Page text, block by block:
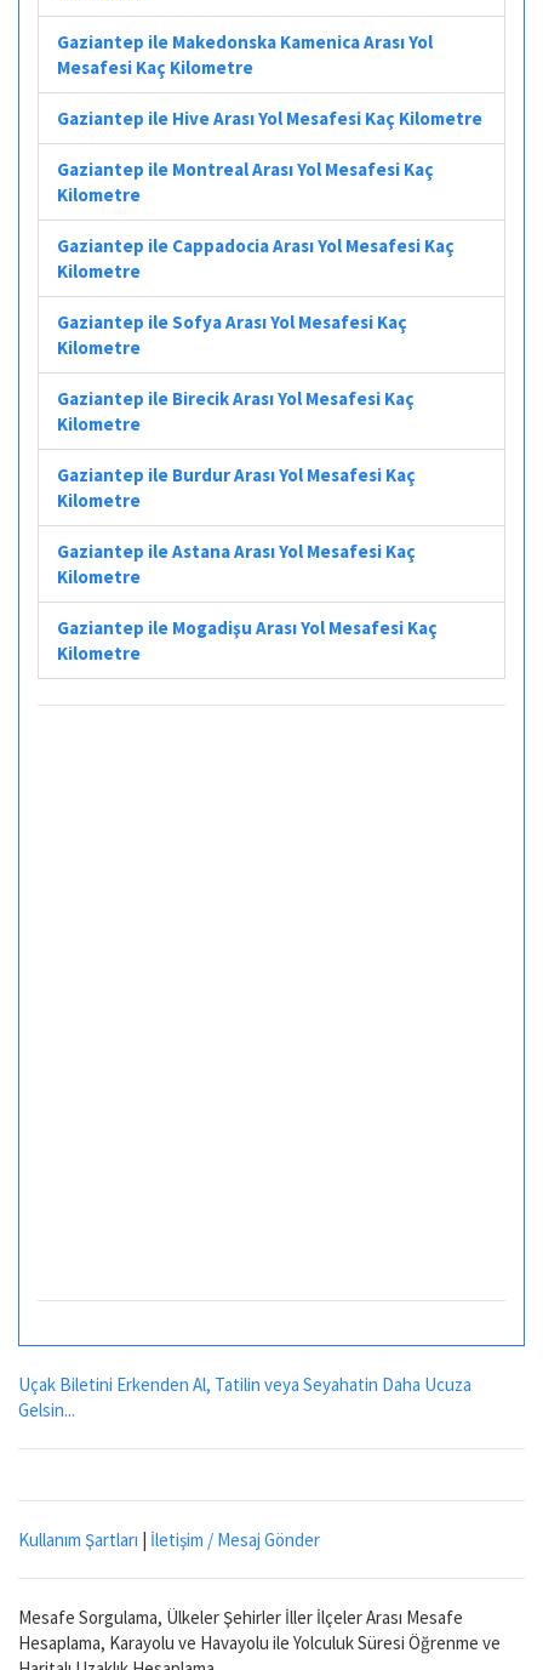
Gaziantep ile Makedonska Kamenica Arası Yol
Mesafesi Kaç Kilometre
Gaziantep ile Hive Arası Yol Mesafesi Kaç Kilometre
Gaziantep ile Montreal Arası Yol Mesafesi Kaç
Kilometre
Gaziantep ile Cappadocia Arası Yol Mesafesi Kaç
Kilometre
Gaziantep ile Sofya Arası Yol Mesafesi Kaç
Kilometre
Gaziantep ile Birecik Arası Yol Mesafesi Kaç
Kilometre
Gaziantep ile Burdur Arası Yol Mesafesi Kaç
Kilometre
Gaziantep ile Astana Arası Yol Mesafesi Kaç
Kilometre
Gaziantep ile Mogadişu Arası Yol Mesafesi Kaç
Kilometre
Uçak Biletini Erkenden Al, Tatilin veya Seyahatin Daha Ucuza
Gelsin...
Kullanım Şartları | İletişim / Mesaj Gönder
Mesafe Sorgulama, Ülkeler Şehirler İller İlçeler Arası Mesafe
Hesaplama, Karayolu ve Havayolu ile Yolculuk Süresi Öğrenme ve